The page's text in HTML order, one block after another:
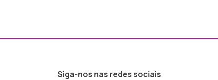
Siga-nos nas redes sociais